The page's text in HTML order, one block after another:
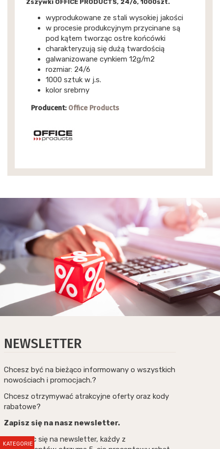
KATEGORIE
Zszywki OFFICE PRODUCTS, 24/6, 1000szt.
wyprodukowane ze stali wysokiej jakości
w procesie produkcyjnym przycinane są
pod kątem tworząc ostre końcówki
charakteryzują się dużą twardością
galwanizowane cynkiem 12g/m2
rozmiar: 24/6
1000 sztuk w j.s.
kolor srebrny
Producent: Office Products
NEWSLETTER
Chcesz być na bieżąco informowany o wszystkich
nowościach i promocjach.?
Chcesz otrzymywać atrakcyjne oferty oraz kody
rabatowe?
Zapisz się na nasz newsletter.
Zapisując się na newsletter, każdy z